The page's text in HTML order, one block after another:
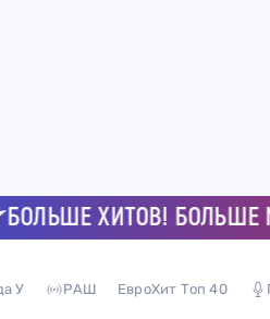
ХИТОВ! БОЛЬШЕ
У РАШ ЕвроХит Топ 40